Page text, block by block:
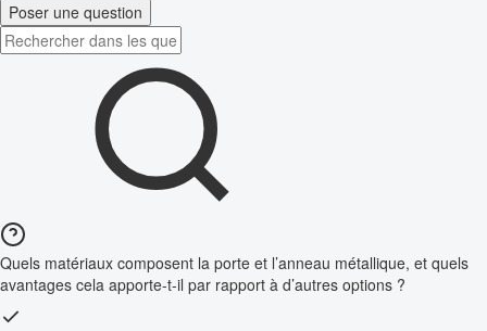
Poser une question
Quels matériaux composent la porte et l’anneau métallique, et quels
avantages cela apporte-t-il par rapport à d’autres options ?